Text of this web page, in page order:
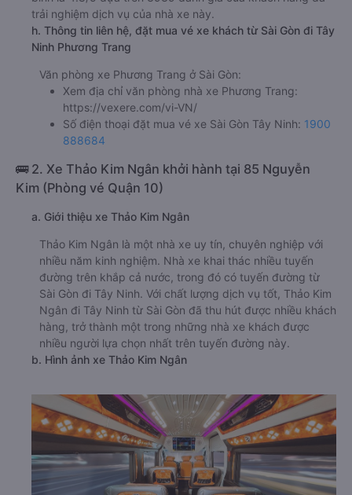
trải nghiệm dịch vụ của nhà xe này.
h. Thông tin liên hệ, đặt mua vé xe khách từ Sài Gòn đi Tây
Ninh Phương Trang
Văn phòng xe Phương Trang ở Sài Gòn:
Xem địa chỉ văn phòng nhà xe Phương Trang:
https://vexere.com/vi-VN/
Số điện thoại đặt mua vé xe Sài Gòn Tây Ninh: 1900
888684
🚌 2. Xe Thảo Kim Ngân khởi hành tại 85 Nguyễn
Kim (Phòng vé Quận 10)
a. Giới thiệu xe Thảo Kim Ngân
Thảo Kim Ngân là một nhà xe uy tín, chuyên nghiệp với
nhiều năm kinh nghiệm. Nhà xe khai thác nhiều tuyến
đường trên khắp cả nước, trong đó có tuyến đường từ
Sài Gòn đi Tây Ninh. Với chất lượng dịch vụ tốt, Thảo Kim
Ngân đi Tây Ninh từ Sài Gòn đã thu hút được nhiều khách
hàng, trở thành một trong những nhà xe khách được
nhiều người lựa chọn nhất trên tuyến đường này.
b. Hình ảnh xe Thảo Kim Ngân